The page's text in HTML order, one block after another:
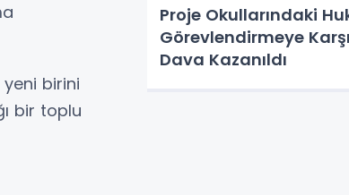
birini
bir toplu
Proje Okullarındaki
Görevlendirmeye
Dava Kazanıldı